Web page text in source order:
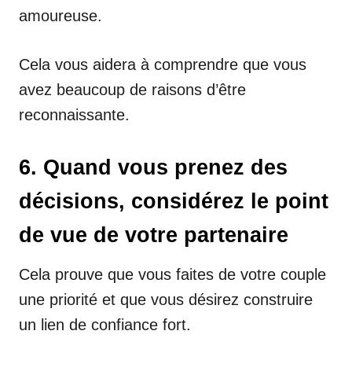
amoureuse.
Cela vous aidera à comprendre que vous
avez beaucoup de raisons d’être
reconnaissante.
6. Quand vous prenez des
décisions, considérez le point
de vue de votre partenaire
Cela prouve que vous faites de votre couple
une priorité et que vous désirez construire
un lien de confiance fort.